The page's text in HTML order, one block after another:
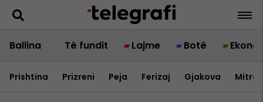
Ballina Të fundit Lajme Botë
Prishtina Prizreni Peja Ferizaj Gjakova